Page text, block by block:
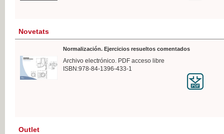
Novetats
Normalización. Ejercicios resueltos comentados
Archivo electrónico. PDF acceso libre
ISBN:978-84-1396-433-1
Outlet